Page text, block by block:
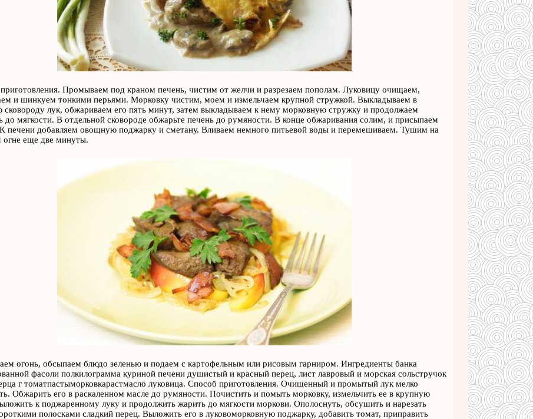
Промываем под краном печень, чистим от желчи и разрезаем пополам. Луковицу очищаем,
и шинкуем тонкими перьями. Морковку чистим, моем и измельчаем крупной стружкой. Выкладываем в
сковороду лук, обжариваем его пять минут, затем выкладываем к нему морковную стружку и продолжаем
до мягкости. В отдельной сковороде обжарьте печень до румяности. В конце обжаривания солим, и присыпаем
печени добавляем овощную поджарку и сметану. Вливаем немного питьевой воды и перемешиваем. Тушим на
огне еще две минуты.
огонь, обсыпаем блюдо зеленью и подаем с картофельным или рисовым гарниром. Ингредиенты банка
фасоли полкилограмма куриной печени душистый и красный перец, лист лавровый и морская сольстручок
г томатпастыморковкарастмасло луковица. Способ приготовления. Очищенный и промытый лук мелко
Обжарить его в раскаленном масле до румяности. Почистить и помыть морковку, измельчить ее в крупную
к поджаренному луку и продолжить жарить до мягкости моркови. Ополоснуть, обсушить и нарезать
полосками сладкий перец. Выложить его в луковоморковную поджарку, добавить томат, приправить